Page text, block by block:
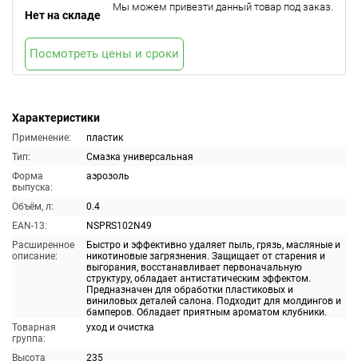
Характеристики
Применение:
пластик
Тип:
Смазка универсальная
Форма
выпуска:
аэрозоль
Объём, л:
0.4
EAN-13:
NSPRS102N49
Расширенное
описание:
Быстро и эффективно удаляет пыль, грязь, масляные и
никотиновые загрязнения. Защищает от старения и
выгорания, восстанавливает первоначальную
структуру, обладает антистатическим эффектом.
Предназначен для обработки пластиковых и
виниловых деталей салона. Подходит для молдингов и
бамперов. Обладает приятным ароматом клубники.
Товарная
группа:
уход и очистка
Высота
235
Нет на складе
Мы можем привезти данный товар под заказ.
Посмотреть цены и сроки